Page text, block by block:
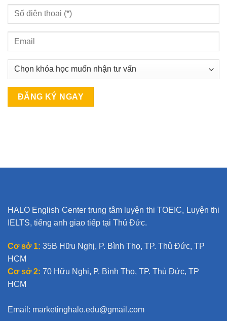
r
i
v
:
HALO English Center trung tâm luyện thi TOEIC, Luyện thi
IELTS, tiếng anh giao tiếp tại Thủ Đức.
Cơ sở 1: 35B Hữu Nghị, P. Bình Thọ, TP. Thủ Đức, TP
HCM
Cơ sở 2: 70 Hữu Nghị, P. Bình Thọ, TP. Thủ Đức, TP
HCM
Email: marketinghalo.edu@gmail.com